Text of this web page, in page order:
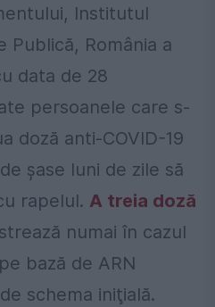
Institutul
Publică, România a
data de 28
persoanele care s-
doză anti-COVID-19
șase luni de zile să
rapelul. A treia doză
numai în cazul
bază de ARN
schema iniţială.